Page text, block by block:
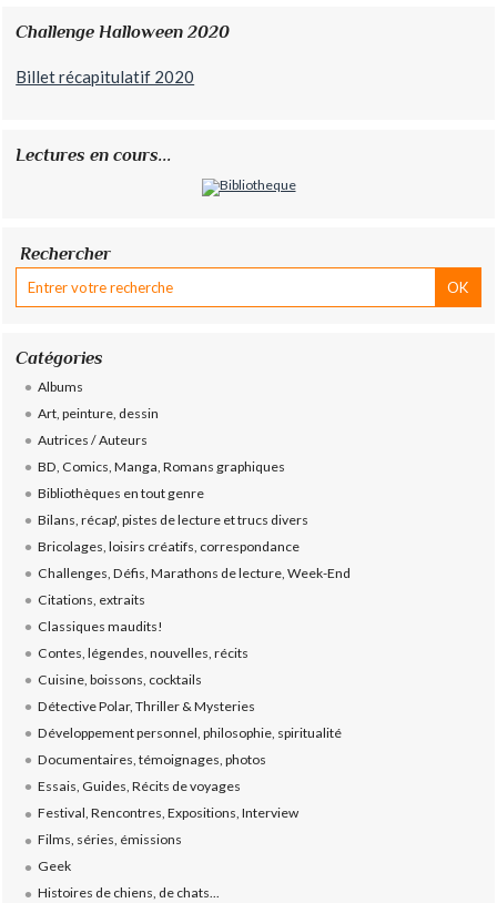
Challenge Halloween 2020
Billet récapitulatif 2020
Lectures en cours...
Rechercher
Catégories
Albums
Art, peinture, dessin
Autrices / Auteurs
BD, Comics, Manga, Romans graphiques
Bibliothèques en tout genre
Bilans, récap', pistes de lecture et trucs divers
Bricolages, loisirs créatifs, correspondance
Challenges, Défis, Marathons de lecture, Week-End
Citations, extraits
Classiques maudits!
Contes, légendes, nouvelles, récits
Cuisine, boissons, cocktails
Détective Polar, Thriller & Mysteries
Développement personnel, philosophie, spiritualité
Documentaires, témoignages, photos
Essais, Guides, Récits de voyages
Festival, Rencontres, Expositions, Interview
Films, séries, émissions
Geek
Histoires de chiens, de chats...